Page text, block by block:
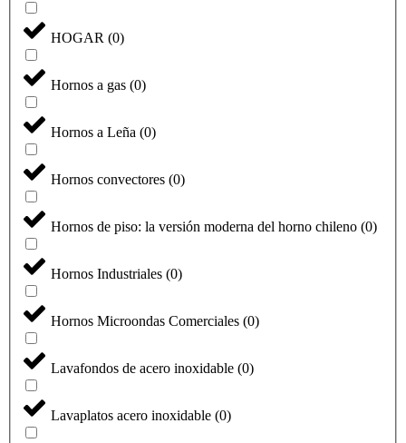
HOGAR (0)
Hornos a gas (0)
Hornos a Leña (0)
Hornos convectores (0)
Hornos de piso: la versión moderna del horno chileno (0)
Hornos Industriales (0)
Hornos Microondas Comerciales (0)
Lavafondos de acero inoxidable (0)
Lavaplatos acero inoxidable (0)